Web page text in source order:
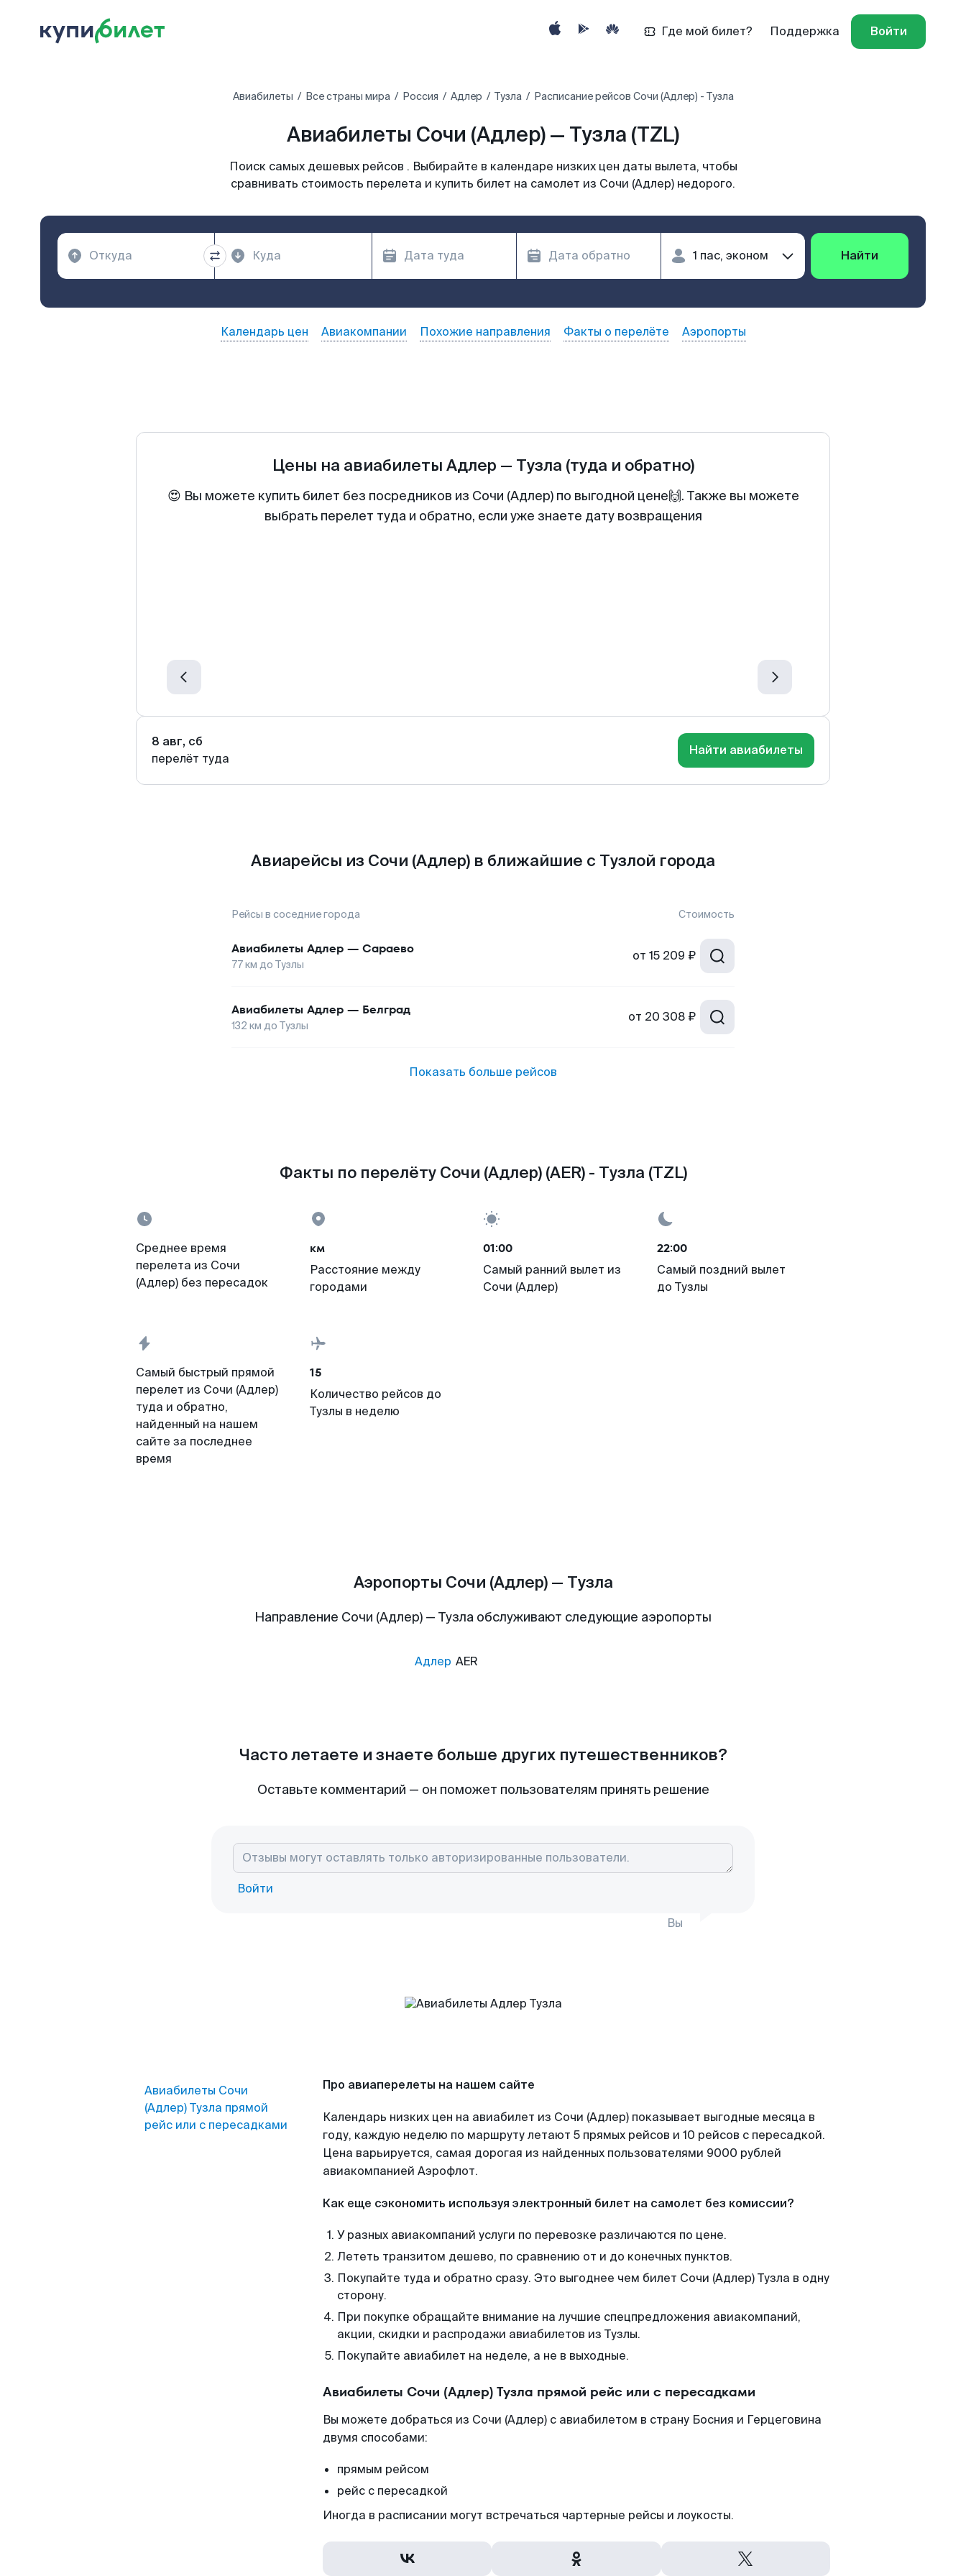
Где мой билет? Поддержка Войти
Авиабилеты Все страны мира Россия Адлер Тузла Расписание рейсов Сочи (Адлер) - Тузла
Авиабилеты Сочи (Адлер) — Тузла (TZL)
Поиск самых дешевых рейсов . Выбирайте в календаре низких цен даты вылета, чтобы
сравнивать стоимость перелета и купить билет на самолет из Сочи (Адлер) недорого.
Найти
Календарь цен Авиакомпании Похожие направления Факты о перелёте Аэропорты
Цены на авиабилеты Адлер — Тузла (туда и обратно)
😍 Вы можете купить билет без посредников из Сочи (Адлер) по выгодной цене🙌. Также вы можете
выбрать перелет туда и обратно, если уже знаете дату возвращения
8 авг, сб
перелёт туда
Найти авиабилеты
Авиарейсы из Сочи (Адлер) в ближайшие с Тузлой города
Рейсы в соседние города Стоимость
Авиабилеты Адлер — Сараево
77км до Тузлы
от 15 209 ₽
Авиабилеты Адлер — Белград
132 км до Тузлы
от 20 308 ₽
Показать больше рейсов
Факты по перелёту Сочи (Адлер) (AER) - Тузла (TZL)
Среднее время
перелета из Сочи
(Адлер) без пересадок
км
Расстояние между
городами
01:00
Самый ранний вылет из
Сочи (Адлер)
22:00
Самый поздний вылет
до Тузлы
Самый быстрый прямой
перелет из Сочи (Адлер)
туда и обратно,
найденный на нашем
сайте за последнее
время
15
Количество рейсов до
Тузлы в неделю
Аэропорты Сочи (Адлер) — Тузла
Направление Сочи (Адлер) — Тузла обслуживают следующие аэропорты
Адлер AER
Часто летаете и знаете больше других путешественников?
Оставьте комментарий — он поможет пользователям принять решение
Войти
Вы
Авиабилеты Сочи
(Адлер) Тузла прямой
рейс или с пересадками
Про авиаперелеты на нашем сайте
Календарь низких цен на авиабилет из Сочи (Адлер) показывает выгодные месяца в
году, каждую неделю по маршруту летают 5 прямых рейсов и 10 рейсов с пересадкой.
Цена варьируется, самая дорогая из найденных пользователями 9000 рублей
авиакомпанией Аэрофлот.
Как еще сэкономить используя электронный билет на самолет без комиссии?
У разных авиакомпаний услуги по перевозке различаются по цене.
Лететь транзитом дешево, по сравнению от и до конечных пунктов.
Покупайте туда и обратно сразу. Это выгоднее чем билет Сочи (Адлер) Тузла в одну
сторону.
При покупке обращайте внимание на лучшие спецпредложения авиакомпаний,
акции, скидки и распродажи авиабилетов из Тузлы.
Покупайте авиабилет на неделе, а не в выходные.
Авиабилеты Сочи (Адлер) Тузла прямой рейс или с пересадками
Вы можете добраться из Сочи (Адлер) с авиабилетом в страну Босния и Герцеговина
двумя способами:
прямым рейсом
рейс с пересадкой
Иногда в расписании могут встречаться чартерные рейсы и лоукосты.